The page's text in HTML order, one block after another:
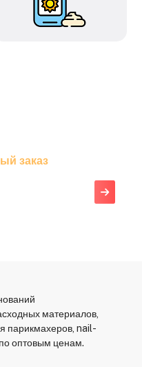
заказ
материалов,
парикмахеров, nail-
оптовым ценам.